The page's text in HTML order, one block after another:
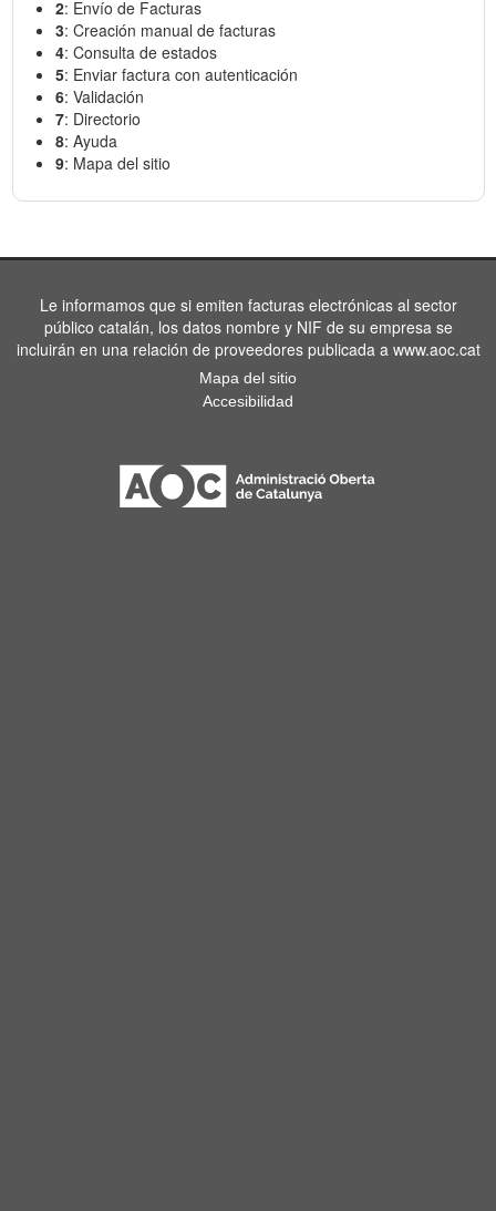
2: Envío de Facturas
3: Creación manual de facturas
4: Consulta de estados
5: Enviar factura con autenticación
6: Validación
7: Directorio
8: Ayuda
9: Mapa del sitio
Le informamos que si emiten facturas electrónicas al sector
público catalán, los datos nombre y NIF de su empresa se
incluirán en una relación de proveedores publicada a www.aoc.cat
Mapa del sitio
Accesibilidad